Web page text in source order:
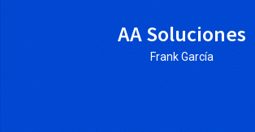
AA Soluciones
Frank García